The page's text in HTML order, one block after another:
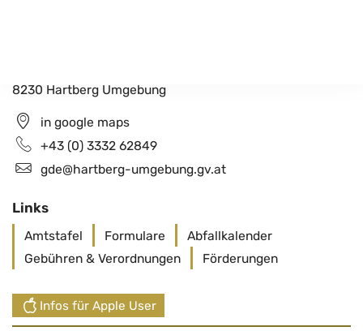
8230 Hartberg Umgebung
in google maps
+43 (0) 3332 62849
gde@hartberg-umgebung.gv.at
Links
Amtstafel Formulare
Abfallkalender
Gebühren & Verordnungen
Förderungen
Infos für Apple User